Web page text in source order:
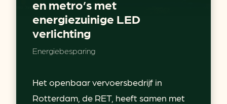
en metro’s met
energiezuinige LED
verlichting
Energiebesparing
Het openbaar vervoersbedrijf in
Rotterdam, de RET, heeft samen met